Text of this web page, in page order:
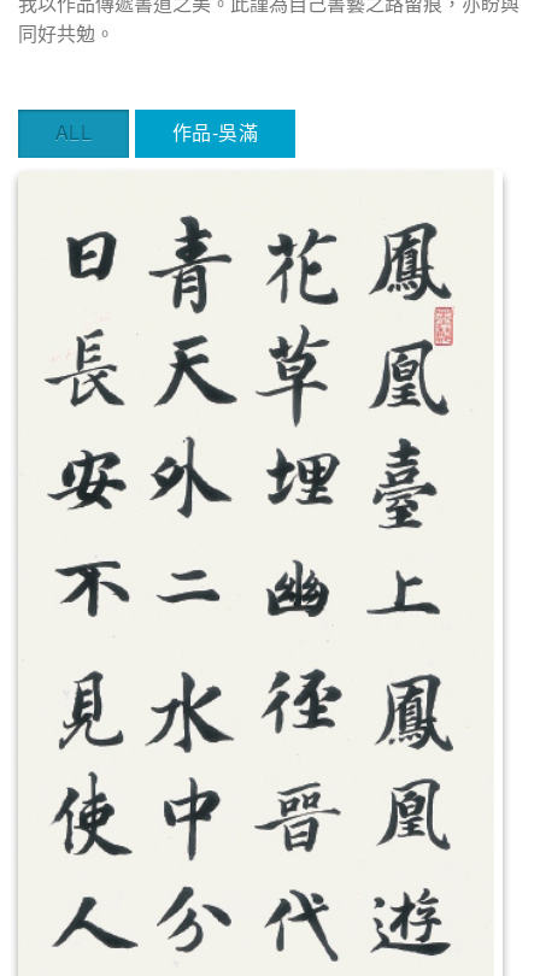
同好共勉。
ALL 作品-吳滿